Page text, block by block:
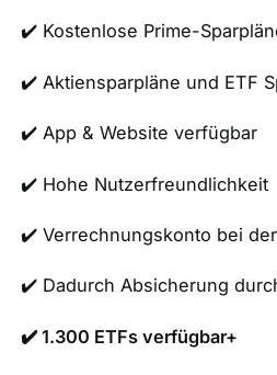
✔️ Kostenlose Prime-
✔️ Aktiensparpläne und ETF
✔️ App & Website verfügbar
✔️ Hohe Nutzerfreundlichkeit
✔️ Verrechnungskonto bei
✔️ Dadurch Absicherung
✔️ 1.300 ETFs verfügbar+